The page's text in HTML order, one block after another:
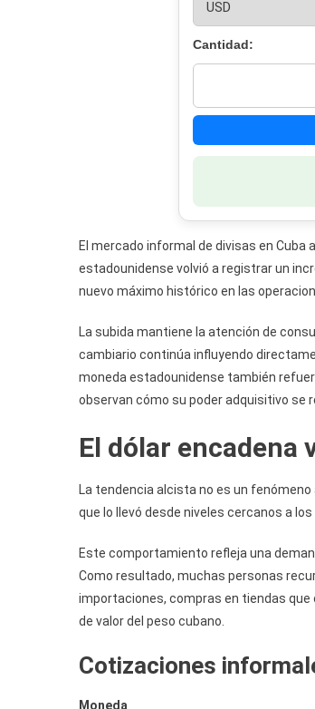
Cantidad:
El mercado informal de divisas en Cuba
estadounidense volvió a registrar un
nuevo máximo histórico en las
La subida mantiene la atención de
cambiario continúa influyendo
moneda estadounidense también
observan cómo su poder adquisitivo se
El dólar encadena
La tendencia alcista no es un
que lo llevó desde niveles cercanos a
Este comportamiento refleja una
Como resultado, muchas personas
importaciones, compras en tiendas
de valor del peso cubano.
Cotizaciones
Moneda